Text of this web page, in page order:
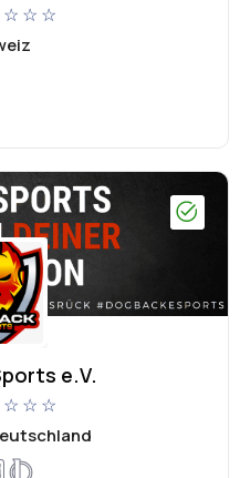
☆ ☆ ☆
e.V.
☆ ☆ ☆